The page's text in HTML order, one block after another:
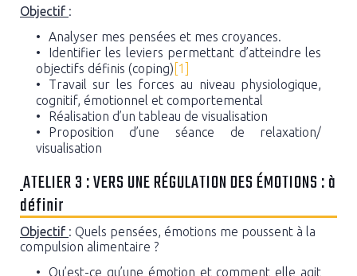
Objectif :
Analyser mes pensées et mes croyances.
Identifier les leviers permettant d’atteindre les
objectifs définis (coping) [1]
Travail sur les forces au niveau physiologique,
cognitif, émotionnel et comportemental
Réalisation d’un tableau de visualisation
Proposition d’une séance de relaxation/
visualisation
ATELIER 3 : VERS UNE RÉGULATION DES ÉMOTIONS : à
définir
Objectif : Quels pensées, émotions me poussent à la
compulsion alimentaire ?
Qu’est-ce qu’une émotion et comment elle agit